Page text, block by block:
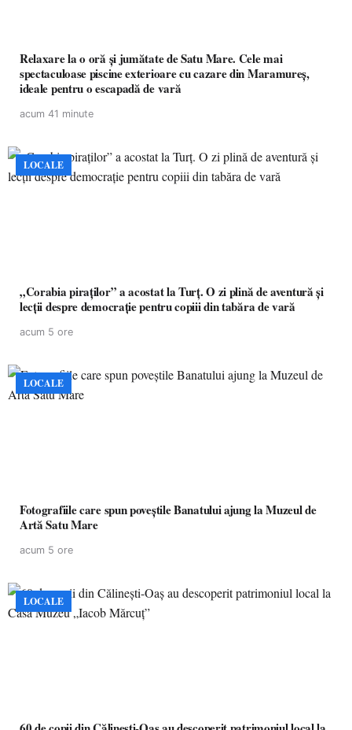
Relaxare la o oră și jumătate de Satu Mare. Cele mai
spectaculoase piscine exterioare cu cazare din Maramureș,
ideale pentru o escapadă de vară
acum 41 minute
LOCALE
„Corabia piraților” a acostat la Turț. O zi plină de aventură și
lecții despre democrație pentru copiii din tabăra de vară
acum 5 ore
LOCALE
Fotografiile care spun poveștile Banatului ajung la Muzeul de
Artă Satu Mare
acum 5 ore
LOCALE